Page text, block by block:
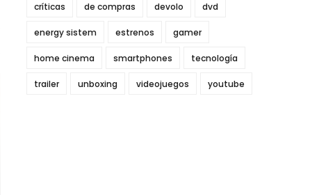
críticas de compras devolo dvd
energy sistem estrenos gamer
home cinema smartphones tecnología
trailer unboxing videojuegos youtube